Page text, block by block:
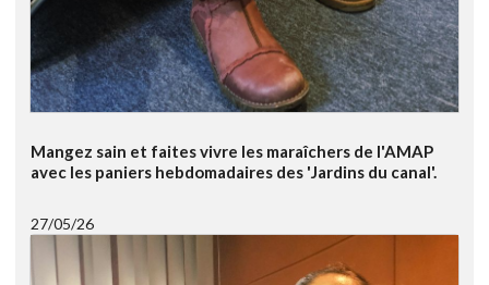
Mangez sain et faites vivre les maraîchers de l'AMAP
avec les paniers hebdomadaires des 'Jardins du canal'.
27/05/26